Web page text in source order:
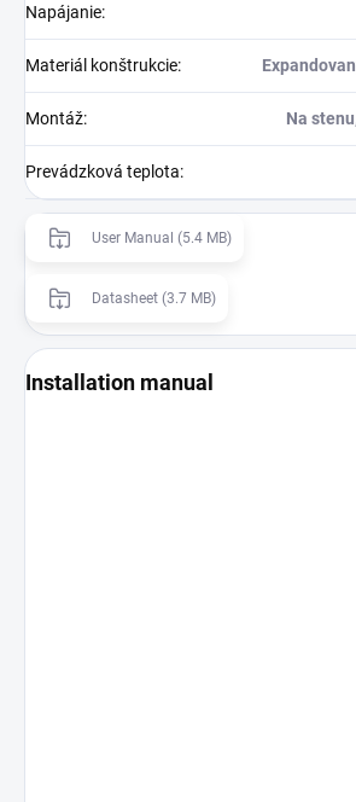
Napájanie:
Materiál konštrukcie:
Montáž: Na
Prevádzková teplota:
User Manual (5.4 MB)
Datasheet (3.7 MB)
Installation manual